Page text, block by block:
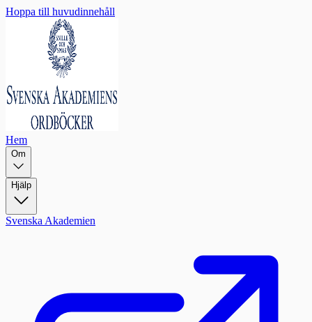
Hoppa till huvudinnehåll
Hem
Om
Hjälp
Svenska Akademien